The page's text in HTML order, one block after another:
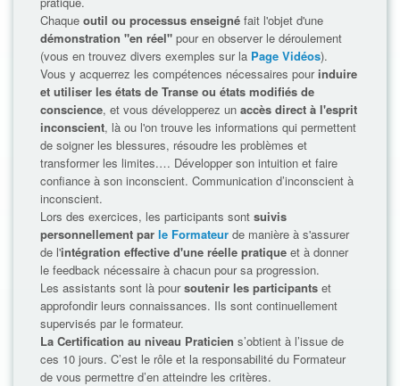
Chaque outil ou processus enseigné fait l'objet d'une
démonstration "en réel" pour en observer le déroulement
(vous en trouvez divers exemples sur la Page Vidéos).
Vous y acquerrez les compétences nécessaires pour induire
et utiliser les états de Transe ou états modifiés de
conscience, et vous développerez un accès direct à l'esprit
inconscient, là ou l'on trouve les informations qui permettent
de soigner les blessures, résoudre les problèmes et
transformer les limites.… Développer son intuition et faire
confiance à son inconscient. Communication d’inconscient à
inconscient.
Lors des exercices, les participants sont suivis
personnellement par le Formateur de manière à s'assurer
de l'intégration effective d'une réelle pratique et à donner
le feedback nécessaire à chacun pour sa progression.
Les assistants sont là poursoutenir les participants et
approfondir leurs connaissances. Ils sont continuellement
supervisés par le formateur.
La Certification au niveau Praticien s’obtient à l’issue de
ces 10 jours. C’est le rôle et la responsabilité du Formateur
de vous permettre d’en atteindre les critères.